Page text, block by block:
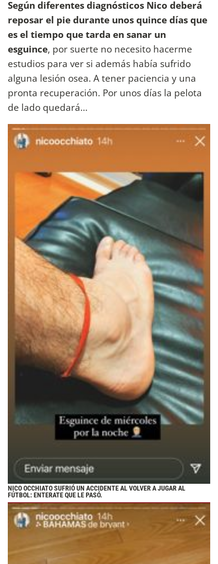
Según diferentes diagnósticos Nico deberá
reposar el pie durante unos quince días que
es el tiempo que tarda en sanar un
esguince, por suerte no necesito hacerme
estudios para ver si además había sufrido
alguna lesión osea. A tener paciencia y una
pronta recuperación. Por unos días la pelota
de lado quedará...
NICO OCCHIATO SUFRIÓ UN ACCIDENTE AL VOLVER A JUGAR AL
FÚTBOL: ENTERATE QUE LE PASÓ.